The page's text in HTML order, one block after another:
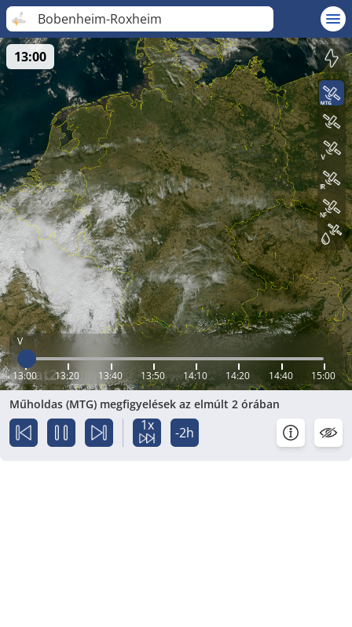
Bobenheim-Roxheim
V
13:00 13:20 13:40 13:50 14:10 14:20 14:40 15:00
13:00
Műholdas (MTG) megfigyelések az elmúlt 2 órában
1x -2h